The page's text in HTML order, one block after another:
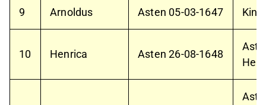
9 Arnoldus Asten 05-03-1647 Kind
10 Henrica Asten26-08-1648